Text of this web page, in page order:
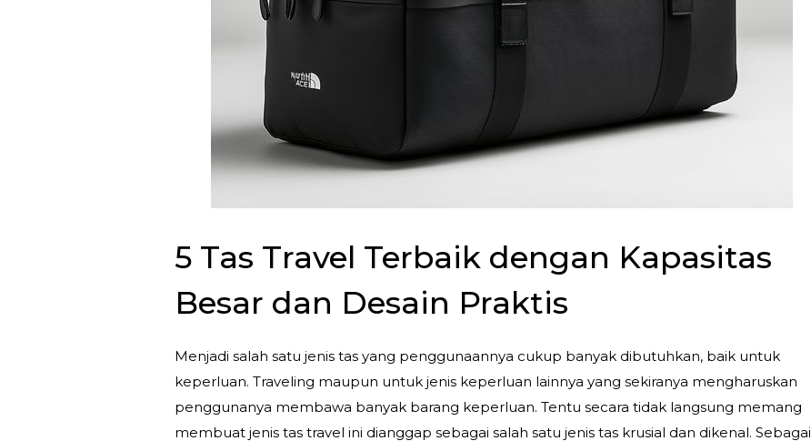
5 Tas Travel Terbaik dengan Kapasitas
Besar dan Desain Praktis
Menjadi salah satu jenis tas yang penggunaannya cukup banyak dibutuhkan, baik untuk
keperluan. Traveling maupun untuk jenis keperluan lainnya yang sekiranya mengharuskan
penggunanya membawa banyak barang keperluan. Tentu secara tidak langsung memang
membuat jenis tas travel ini dianggap sebagai salah satu jenis tas krusial dan dikenal. Sebagai